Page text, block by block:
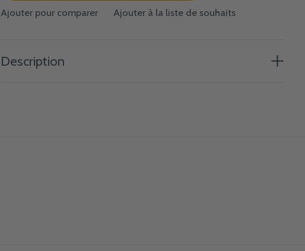
Ajouter pour comparer Ajouter à la liste de souhaits
Description